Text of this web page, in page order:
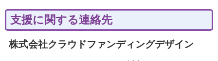
支援に関する連絡先
株式会社クラウドファンディングデザイン